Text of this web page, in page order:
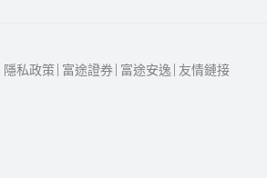
隱私政策 富途證券 富途安逸 友情鏈接